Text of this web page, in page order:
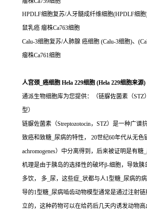
HPDLF细胞复苏/人牙髓成纤维细胞(HPDLF细
鼠乳癌 瘤株Ca763细胞
Calu-3细胞复苏/人肺腺 癌细胞 (Calu-3细胞)、
瘤株Ca761细胞
人宫颈_癌细胞 Hela 229细胞 (Hela 229细胞来源)
通派生物细胞库为您提供：（链脲佐菌素（STZ
型）
链脲佐菌素（Streptozotocin，STZ）是一种广谱
致癌和致糖_尿病的特性， 20世纪60年代从无色
achromogenes）中分离得到，后来被证明是有
机理是由于胰岛的选择性的破坏β-细胞，导致胰
多饮， 多_尿，这些症_状都与人1型糖_尿病的
导的1型糖_尿病啮齿动物模型通常是通过注射
立的，这种药物可以在给药后几天内诱发动物